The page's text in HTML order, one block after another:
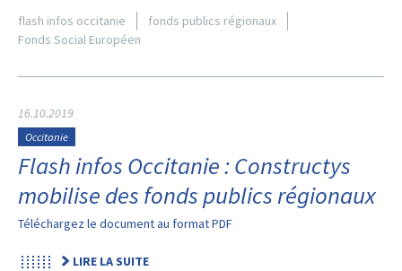
flash infos occitanie
fonds publics régionaux
Fonds Social Européen
16.10.2019
Occitanie
Flash infos Occitanie : Constructys
mobilise des fonds publics régionaux
Téléchargez le document au format PDF
LIRE LA SUITE